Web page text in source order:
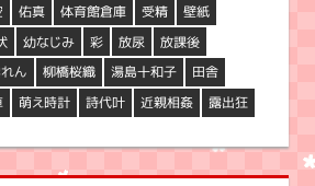
佑真 体育館倉庫 受精
壁紙
幼なじみ 彩 放尿
放課後
ん 柳橋桜織 湯島十和子
田舎
萌え時計 詩代叶 近親相姦 露出狂